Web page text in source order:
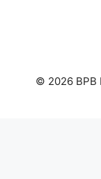
© 2026 BPB